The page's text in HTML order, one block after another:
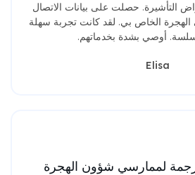
التأشيرة. حصلت على بيانات الاتصال
الخاص بي. لقد كانت تجربة سهلة
أوصي بشدة بخدماتهم.
Elisa
لممارسي شؤون الهجرة